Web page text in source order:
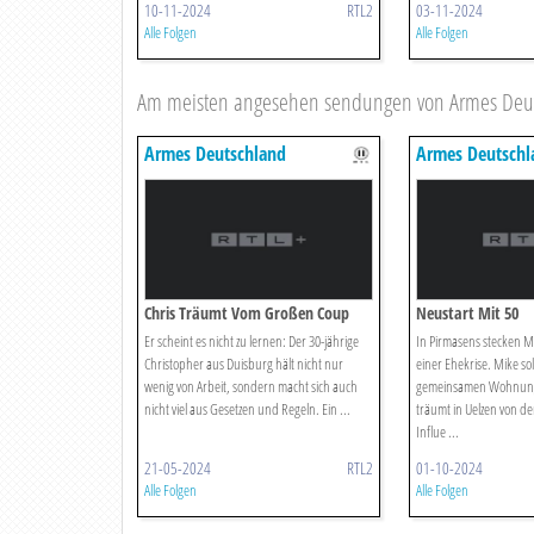
10-11-2024 RTL2
Alle Folgen
03-11-2024
Alle Folgen
Am meisten angesehen sendungen von Armes
Armes Deutschland
Chris Träumt Vom Großen Coup
Er scheint es nicht zu lernen: Der 30-jährige
Christopher aus Duisburg hält nicht nur
wenig von Arbeit, sondern macht sich auch
nicht viel aus Gesetzen und Regeln. Ein ...
21-05-2024 RTL2
Alle Folgen
Armes
Neustart Mit 50
In Pirmasens stecken
einer Ehekrise. Mike
gemeinsamen
träumt in Uelzen von
Influe ...
01-10-2024
Alle Folgen